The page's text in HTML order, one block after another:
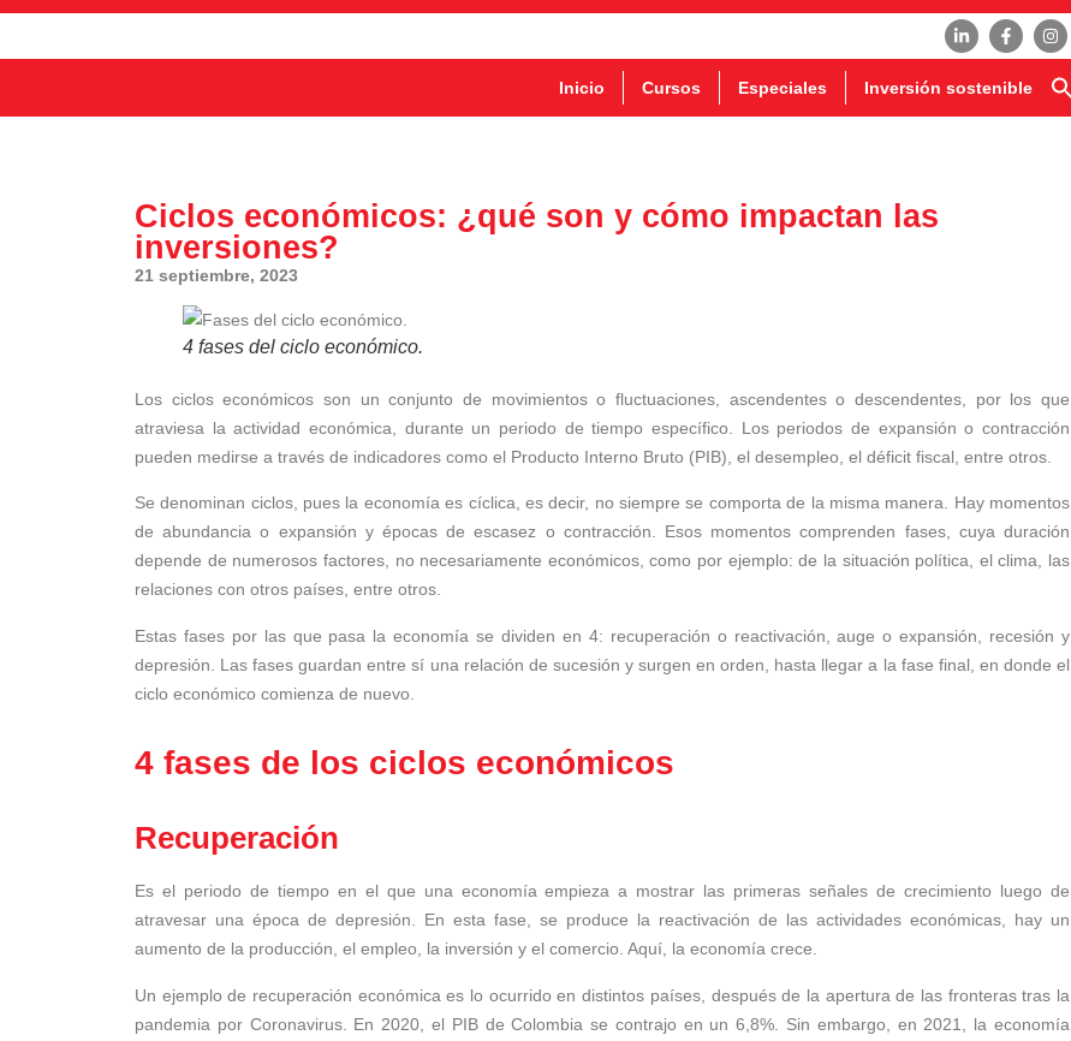
Inicio Cursos Especiales Inversión sostenible
Ciclos económicos: ¿qué son y cómo impactan las
inversiones?
21 septiembre, 2023
4 fases del ciclo económico.
Los ciclos económicos son un conjunto de movimientos o fluctuaciones, ascendentes o descendentes, por los que
atraviesa la actividad económica, durante un periodo de tiempo específico. Los periodos de expansión o contracción
pueden medirse a través de indicadores como el Producto Interno Bruto (PIB), el desempleo, el déficit fiscal, entre otros.
Se denominan ciclos, pues la economía es cíclica, es decir, no siempre se comporta de la misma manera. Hay momentos
de abundancia o expansión y épocas de escasez o contracción. Esos momentos comprenden fases, cuya duración
depende de numerosos factores, no necesariamente económicos, como por ejemplo: de la situación política, el clima, las
relaciones con otros países, entre otros.
Estas fases por las que pasa la economía se dividen en 4: recuperación o reactivación, auge o expansión, recesión y
depresión. Las fases guardan entre sí una relación de sucesión y surgen en orden, hasta llegar a la fase final, en donde el
ciclo económico comienza de nuevo.
4 fases de los ciclos económicos
Recuperación
Es el periodo de tiempo en el que una economía empieza a mostrar las primeras señales de crecimiento luego de
atravesar una época de depresión.
En esta fase, se produce la reactivación de las actividades económicas, hay un
aumento de la producción, el empleo, la inversión y el comercio. Aquí, la economía crece.
Un ejemplo de recuperación económica es lo ocurrido en distintos países, después de la apertura de las fronteras tras la
pandemia por Coronavirus. En 2020, el PIB de Colombia se contrajo en un 6,8%. Sin embargo, en 2021, la economía